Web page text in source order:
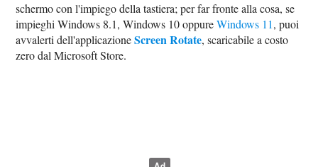
schermo con l'impiego della tastiera; per far fronte alla cosa, se
impieghi Windows 8.1, Windows 10 oppureWindows 11, puoi
avvalerti dell'applicazioneScreen Rotate, scaricabile a costo
zero dal Microsoft Store.